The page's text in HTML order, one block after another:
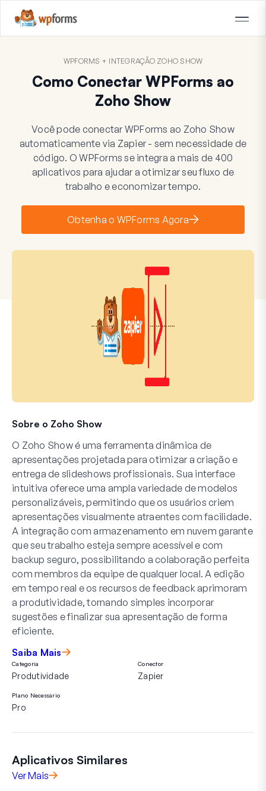
WPFORMS + INTEGRAÇÃO ZOHO SHOW
Como Conectar WPForms ao
Zoho Show
Você pode conectar WPForms ao Zoho Show
automaticamente via Zapier - sem necessidade de
código. O WPForms se integra a mais de 400
aplicativos para ajudar a otimizar seu fluxo de
trabalho e economizar tempo.
Obtenha o WPForms Agora
Sobre o Zoho Show
O Zoho Show é uma ferramenta dinâmica de
apresentações projetada para otimizar a criação e
entrega de slideshows profissionais. Sua interface
intuitiva oferece uma ampla variedade de modelos
personalizáveis, permitindo que os usuários criem
apresentações visualmente atraentes com facilidade.
A integração com armazenamento em nuvem garante
que seu trabalho esteja sempre acessível e com
backup seguro, possibilitando a colaboração perfeita
com membros da equipe de qualquer local. A edição
em tempo real e os recursos de feedback aprimoram
a produtividade, tornando simples incorporar
sugestões e finalizar sua apresentação de forma
eficiente.
Saiba Mais
Categoria
Produtividade
Conector
Zapier
Plano Necessário
Pro
Aplicativos Similares
Ver Mais